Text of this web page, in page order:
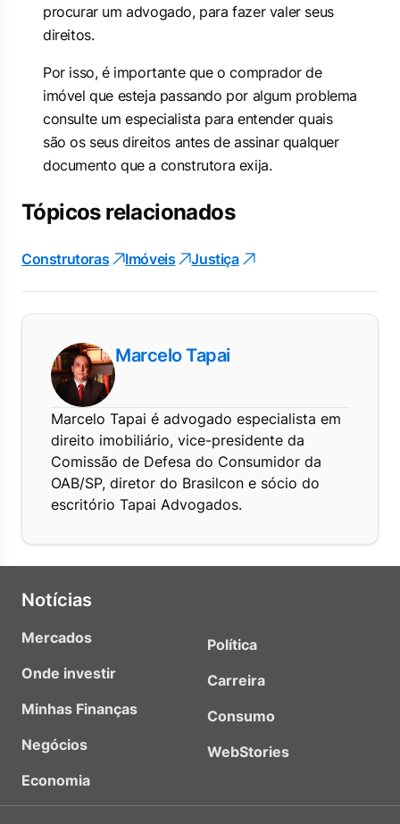
procurar um advogado, para fazer valer seus
direitos.
Por isso, é importante que o comprador de
imóvel que esteja passando por algum problema
consulte um especialista para entender quais
são os seus direitos antes de assinar qualquer
documento que a construtora exija.
Tópicos relacionados
Construtoras Imóveis Justiça
Marcelo Tapai
Marcelo Tapai é advogado especialista em
direito imobiliário, vice-presidente da
Comissão de Defesa do Consumidor da
OAB/SP, diretor do Brasilcon e sócio do
escritório Tapai Advogados.
Notícias
Mercados
Onde investir
Minhas Finanças
Negócios
Economia
Política
Carreira
Consumo
WebStories